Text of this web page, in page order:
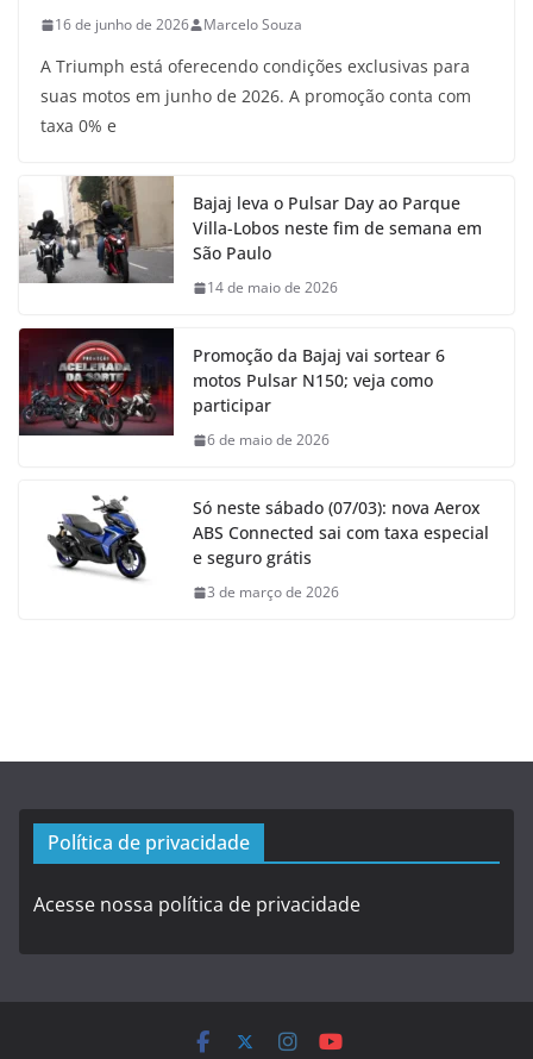
16 de junho de 2026 Marcelo Souza
A Triumph está oferecendo condições exclusivas para
suas motos em junho de 2026. A promoção conta com
taxa 0% e
Bajaj leva o Pulsar Day ao Parque
Villa-Lobos neste fim de semana em
São Paulo
14 de maio de 2026
Promoção da Bajaj vai sortear 6
motos Pulsar N150; veja como
participar
6 de maio de 2026
Só neste sábado (07/03): nova Aerox
ABS Connected sai com taxa especial
e seguro grátis
3 de março de 2026
Política de privacidade
Acesse nossa política de privacidade